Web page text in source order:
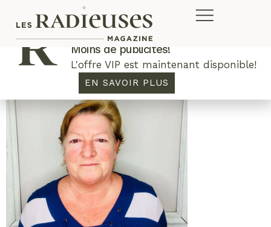
Plus de concours. Plus de rabais.
Moins de publicités!
L'offre VIP est maintenant disponible!
EN SAVOIR PLUS